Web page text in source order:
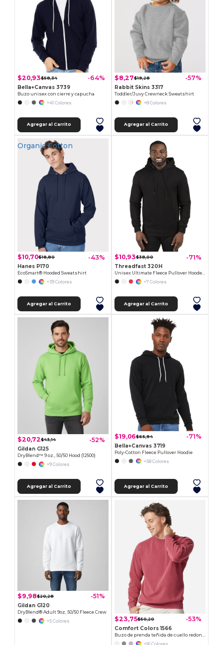
$20,93$58,34 -64%
Bella+Canvas 3739
Buzo unisex con cierre y capucha
+41 Colores
Agregar al Carrito
$8,27$19,28 -57%
Rabbit Skins 3317
Toddler/Juvy Crewneck Sweatshirt
+8 Colores
Agregar al Carrito
Organic Cotton
$10,70$18,80 -43%
Hanes P170
EcoSmart® Hooded Sweatshirt
+39 Colores
Agregar al Carrito
$10,93$38,00 -71%
Threadfast 320H
Unisex Ultimate Fleece Pullover Hooded Sweatshirt
+7 Colores
Agregar al Carrito
$20,72$43,14 -52%
Gildan G125
DryBlend™ 9 oz., 50/50 Hood (12500)
+9 Colores
Agregar al Carrito
$19,06$65,94 -71%
Bella+Canvas 3719
Poly-Cotton Fleece Pullover Hoodie
+58 Colores
Agregar al Carrito
$9,98$20,28 -51%
Gildan G120
DryBlend® Adult 9oz, 50/50 Fleece Crew
+5 Colores
$23,75$50,20 -53%
Comfort Colors 1566
+16 Colores